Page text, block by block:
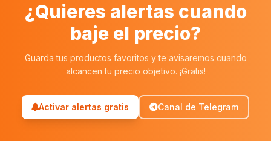
¿Quieres alertas cuando
baje el precio?
Guarda tus productos favoritos y te avisaremos cuando
alcancen tu precio objetivo. ¡Gratis!
Activar alertas gratis Canal de Telegram